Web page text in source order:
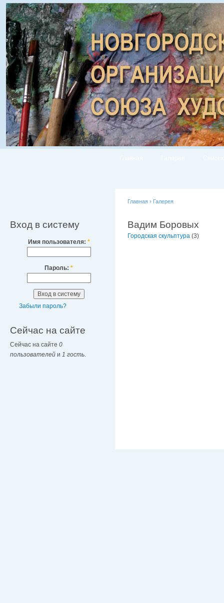
Вход в систему
Имя пользователя: *
Пароль: *
Забыли пароль?
Сейчас на сайте
Сейчас на сайте 0
пользователей и 1 гость
Главная › Галерея
Вадим Боровых
Городская скульптура (3)